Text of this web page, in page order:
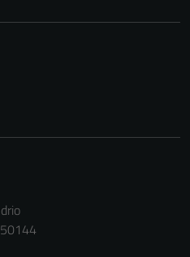
del sito e non
non raccolgono